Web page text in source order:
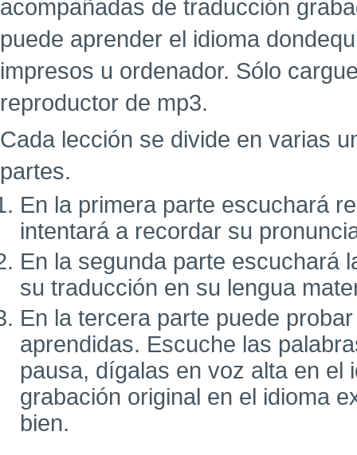
acompañadas de traducción
puede aprender el idioma
impresos u ordenador. Sólo
reproductor de mp3.
Cada lección se divide en varias
partes.
En la primera parte escuchará
intentará a recordar su
En la segunda parte escuchará
su traducción en su lengua
En la tercera parte puede
aprendidas. Escuche las
pausa, dígalas en voz alta en el
grabación original en el idioma
bien.